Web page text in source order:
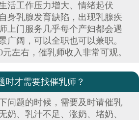
活工作压力增大、情绪起伏
身乳腺发育缺陷，出现乳腺疾
上门服务几乎每个产妇都会遇
广阔，可以全职也可以兼职。
左右，催乳师收入非常可观。
时才需要找催乳师？
问题的时候，需要及时请催乳
奶、乳汁不足、涨奶、堵奶、